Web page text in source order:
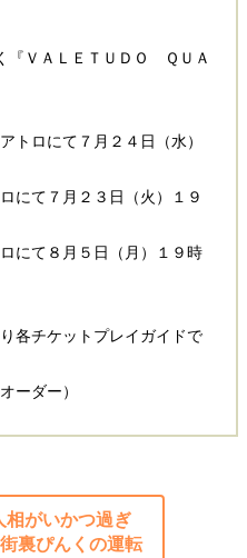
『ＶＡＬＥＴＵＤＯ ＱＵＡ
トロにて７月２４日（水）
にて７月２３日（火）１９
にて８月５日（月）１９時
各チケットプレイガイドで
ーダー）
相がいかつ過ぎ
裏ぴんくの運転